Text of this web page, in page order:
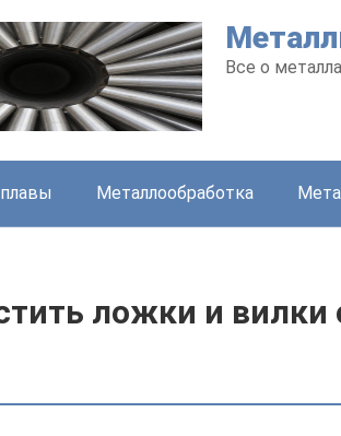
Все о
Металлообработка
ложки и вилки